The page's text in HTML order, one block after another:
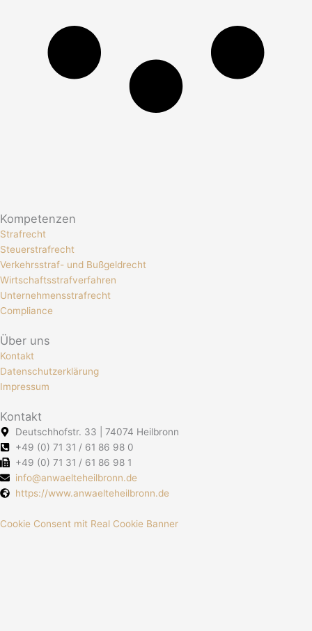
Kompetenzen
Strafrecht
Steuerstrafrecht
Verkehrsstraf- und Bußgeldrecht
Wirtschaftsstrafverfahren
Unternehmensstrafrecht
Compliance
Über uns
Kontakt
Datenschutzerklärung
Impressum
Kontakt
Deutschhofstr. 33 | 74074 Heilbronn
+49 (0) 71 31 / 61 86 98 0
+49 (0) 71 31 / 61 86 98 1
info@anwaelteheilbronn.de
https://www.anwaelteheilbronn.de
Cookie Consent mit Real Cookie Banner